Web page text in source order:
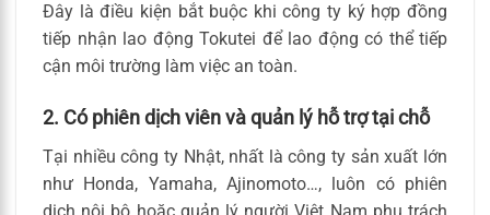
Đây là điều kiện bắt buộc khi công ty ký hợp đồng
tiếp nhận lao động Tokutei để lao động có thể tiếp
cận môi trường làm việc an toàn.
2. Có phiên dịch viên và quản lý hỗ trợ tại chỗ
Tại nhiều công ty Nhật, nhất là công ty sản xuất lớn
như Honda, Yamaha, Ajinomoto…, luôn có phiên